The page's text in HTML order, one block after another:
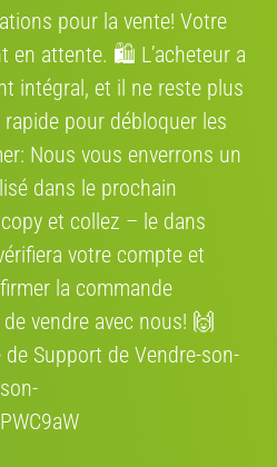
transport de votre vélo à des spécialistes,
et fiable aussi pour les
Bénéficiez d’une expertise
pour livrer votre vélo partout en
TRANSPORT ENTRE
EN FRANCE
aussi fluide que possible entre
Grâce à notre partenariat avec Cocolis,
et respectueuse de
pour la vente! Votre
en attente. 🛍️ L’acheteur a
intégral, et il ne reste plus
pour débloquer les
Nous vous enverrons un
dans le prochain
et collez – le dans
votre compte et
la commande
vendre avec nous! 🙌
de Support de Vendre-son-